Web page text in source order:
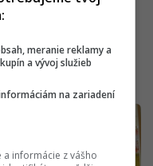
meranie reklamy a
a vývoj služieb
na zariadení
informácie z vášho